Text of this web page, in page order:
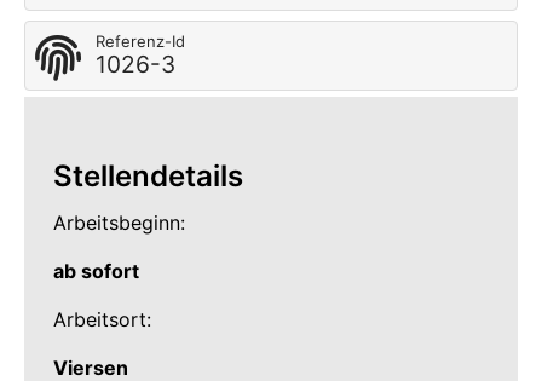
Referenz-Id
1026-3
Stellendetails
Arbeitsbeginn:
ab sofort
Arbeitsort:
Viersen